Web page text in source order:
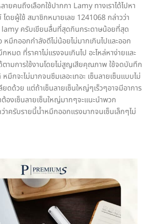
ายคนถึงเลือกใช้ปากกา Lamy ทางเราได้ไปหา
ดยผู้ใช้ สมาชิกหมายเลข 1241068 กล่าวว่า
ครับเขียนลื่นที่สุดกินกระดาษน้อยที่สุด
หมึกออกกำลังดีไม่น้อยไม่มากเกินไปและออก
หมด ที่ราคาไม่แรงจนเกินไป อะไหล่หาง่ายและ
ตามการใช้งานโดยไม่สูญเสียคุณภาพ ใช้จดบันทึก
มึกจะไม่มากจนซึมเลอะเทอะ เซ็นลายเซ็นแบบไม่
ยดด้วย แต่ถ้าเซ็นลายเซ็นใหญ่ๆเร็วๆอาจมีอาการ
องเซ็นลายเซ็นใหญ่มากๆจะแนะนำพวก
ครับรายนี้น้ำหมึกออกแรงมากจนเซ็นเล็กๆไม่